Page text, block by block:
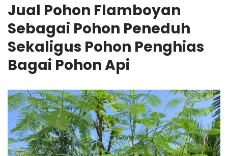
Jual Pohon Flamboyan
Sebagai Pohon Peneduh
Sekaligus Pohon Penghias
Bagai Pohon Api